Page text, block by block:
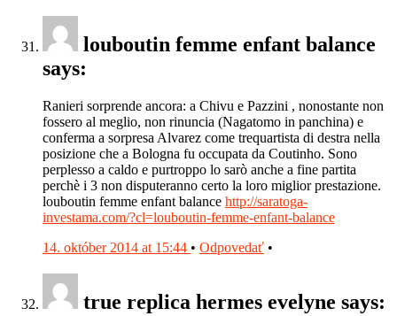
louboutin femme enfant balance
says:
Ranieri sorprende ancora: a Chivu e Pazzini , nonostante non
fossero al meglio, non rinuncia (Nagatomo in panchina) e
conferma a sorpresa Alvarez come trequartista di destra nella
posizione che a Bologna fu occupata da Coutinho. Sono
perplesso a caldo e purtroppo lo sarò anche a fine partita
perchè i 3 non disputeranno certo la loro miglior prestazione.
louboutin femme enfant balance http://saratoga-
investama.com/?cl=louboutin-femme-enfant-balance
14. október 2014 at 15:44 • Odpovedať •
true replica hermes evelyne says: